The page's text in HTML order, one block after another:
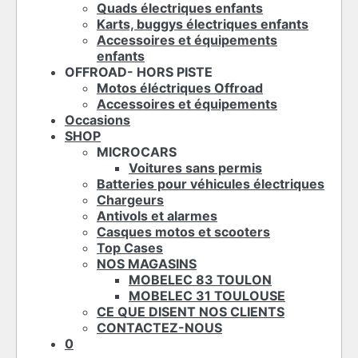
Quads électriques enfants
Karts, buggys électriques enfants
Accessoires et équipements
enfants
OFFROAD- HORS PISTE
Motos éléctriques Offroad
Accessoires et équipements
Occasions
SHOP
MICROCARS
Voitures sans permis
Batteries pour véhicules électriques
Chargeurs
Antivols et alarmes
Casques motos et scooters
Top Cases
NOS MAGASINS
MOBELEC 83 TOULON
MOBELEC 31 TOULOUSE
CE QUE DISENT NOS CLIENTS
CONTACTEZ-NOUS
0